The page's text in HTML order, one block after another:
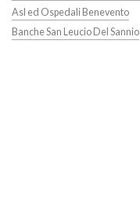
Asl ed Ospedali Benevento
Banche San Leucio Del Sannio